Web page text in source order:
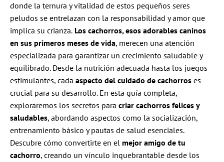
donde la ternura y vitalidad de estos pequeños seres
peludos se entrelazan con la responsabilidad y amor que
implica su crianza. Los cachorros, esos adorables caninos
en sus primeros meses de vida, merecen una atención
especializada para garantizar un crecimiento saludable y
equilibrado. Desde la nutrición adecuada hasta los juegos
estimulantes, cada aspecto del cuidado de cachorros es
crucial para su desarrollo. En esta guía completa,
exploraremos los secretos para criar cachorros felices y
saludables, abordando aspectos como la socialización,
entrenamiento básico y pautas de salud esenciales.
Descubre cómo convertirte en el mejor amigo de tu
cachorro, creando un vínculo inquebrantable desde los